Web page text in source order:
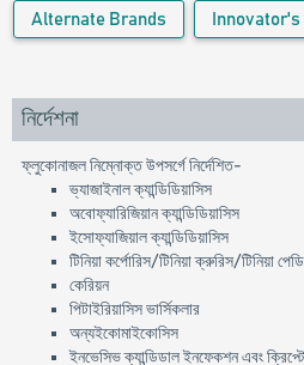
Alternate Brands
নির্দেশনা
ফ্লুকোনাজল নিম্নোক্ত উপসর্গে নির্দেশিত-
ভ্যাজাইনাল ক্যান্ডিডিয়াসিস
অবোফ্যারিজিয়ান ক্যান্ডিডিয়াসিস
ইসোফ্যাজিয়াল ক্যান্ডিডিয়াসিস
টিনিয়া কর্পোরিস/টিনিয়া ক্রুরিস/টিনিয়া
কেরিয়ন
পিটাইরিয়াসিস ভার্সিকলার
অন্যইকোমাইকোসিস
ইনভেসিভ ক্যান্ডিডাল ইনফেকশন এবং